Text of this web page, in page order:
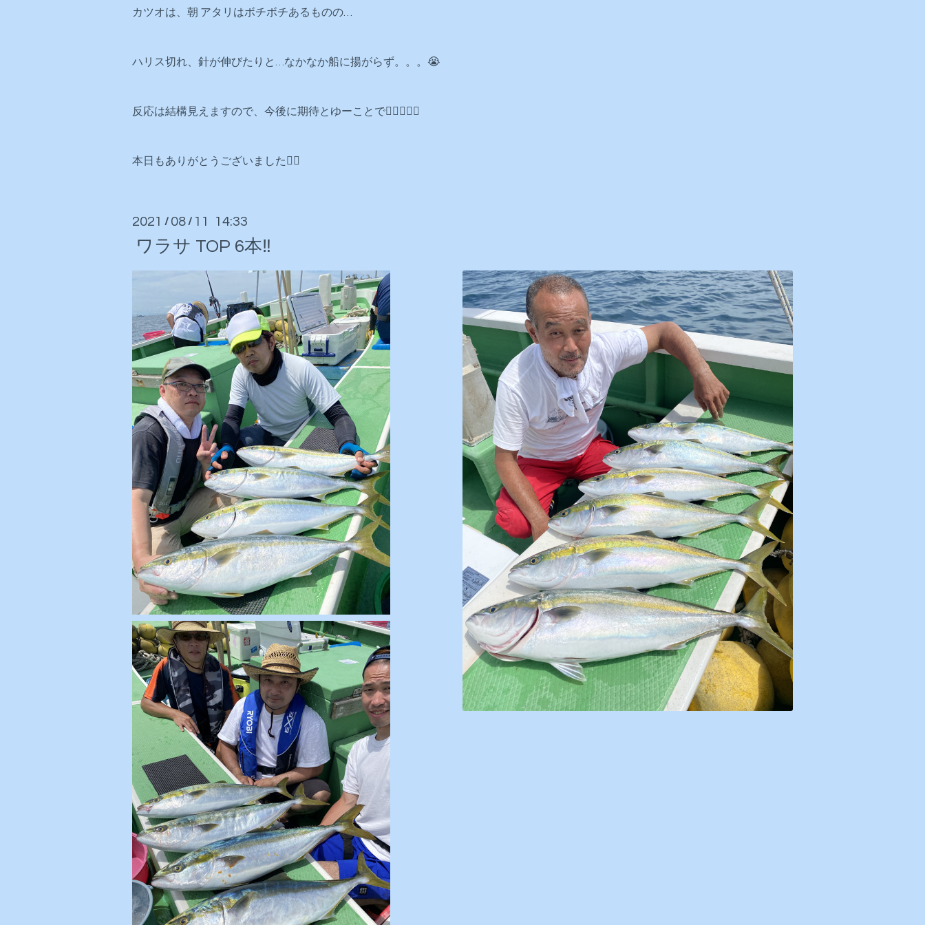
カツオは、朝 アタリはボチボチあるものの…
ハリス切れ、針が伸びたりと…なかなか船に揚がらず。。。😭
反応は結構見えますので、今後に期待とゆーことで🙇‍♂️✨✨✨
本日もありがとうございました🙇‍♂️
2021 / 08 / 11 14:33
ワラサ TOP 6本‼️